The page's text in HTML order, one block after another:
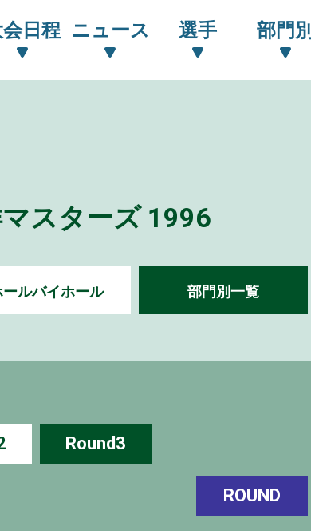
日程 ニュース 選手 部門別
スターズ 1996
ールバイホール 部門別一覧
Round3
ROUND